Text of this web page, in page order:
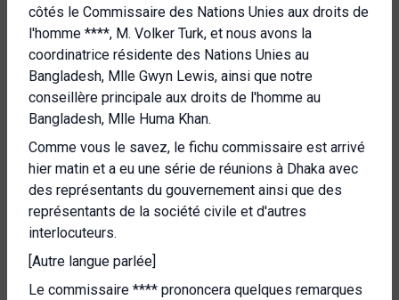
côtés le Commissaire des Nations Unies aux droits de
l'homme ****, M. Volker Turk, et nous avons la
coordinatrice résidente des Nations Unies au
Bangladesh, Mlle Gwyn Lewis, ainsi que notre
conseillère principale aux droits de l'homme au
Bangladesh, Mlle Huma Khan.
Comme vous le savez, le fichu commissaire est arrivé
hier matin et a eu une série de réunions à Dhaka avec
des représentants du gouvernement ainsi que des
représentants de la société civile et d'autres
interlocuteurs.
[Autre langue parlée]
Le commissaire **** prononcera quelques remarques